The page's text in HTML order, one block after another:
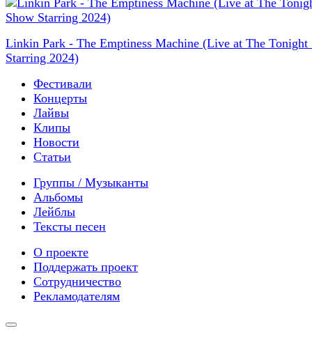
Linkin Park - The Emptiness Machine (Live at The Tonight
Starring 2024)
Фестивали
Концерты
Лайвы
Клипы
Новости
Статьи
Группы / Музыканты
Альбомы
Лейблы
Тексты песен
О проекте
Поддержать проект
Сотрудничество
Рекламодателям